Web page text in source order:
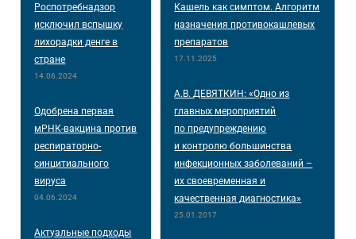
Роспотребнадзор
исключил вспышку
лихорадки денге в
стране
14.06.2024
Одобрена первая
мРНК-вакцина против
респираторно-
синцитиального
вируса
04.06.2024
Актуальные подходы
Кашель как симптом. Алгоритм
назначения противокашлевых
препаратов
17.11.2025
А.В. ДЕВЯТКИН: «Одно из
главных мероприятий
по предупреждению
и контролю большинства
инфекционных заболеваний –
их своевременная и
качественная диагностика»
25.01.2017